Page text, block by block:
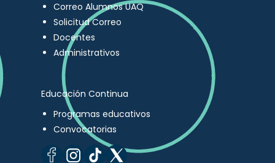
Correo Alumnos UAQ
Solicitud Correo
Docentes
Administrativos
Educación Continua
Programas educativos
Convocatorias